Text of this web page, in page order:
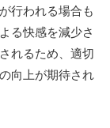
行われる場合も
る快感を減少さ
れるため、適切
向上が期待され